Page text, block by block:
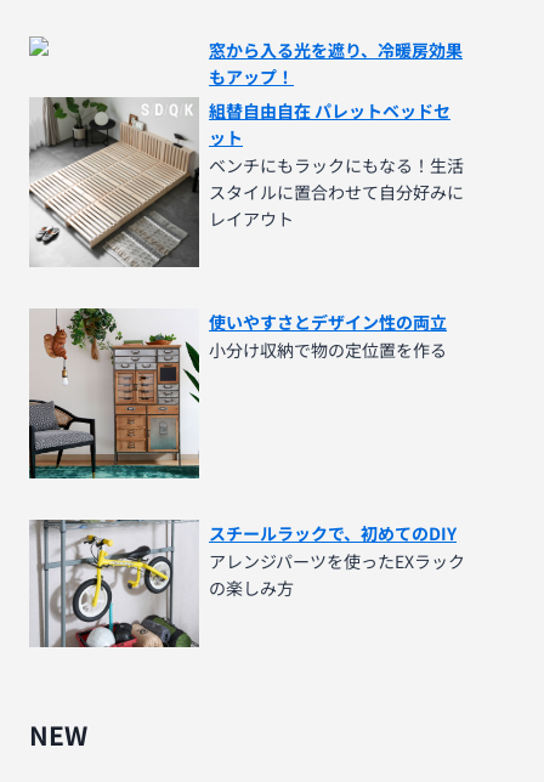
窓から入る光を遮り、冷暖房効果
もアップ！
組替自由自在 パレットベッドセ
ット
ベンチにもラックにもなる！生活
スタイルに置合わせて自分好みに
レイアウト
使いやすさとデザイン性の両立
小分け収納で物の定位置を作る
スチールラックで、初めてのDIY
アレンジパーツを使ったEXラック
の楽しみ方
NEW